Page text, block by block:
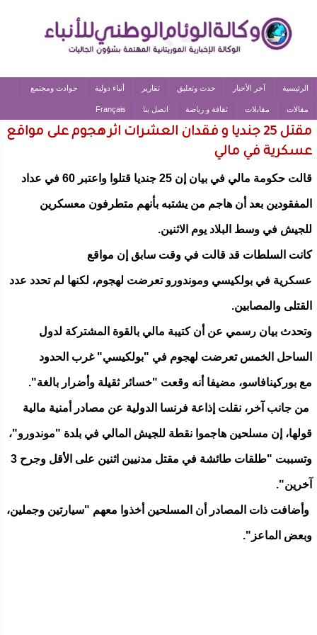
الرئيسية آخر الأخبار حدث وتعليق تقارير أنباء دولية حوادث ومجتمع
مقالات مقابلات ثقافة و رياضة اتصل بنا Français
مقتل 25 جنديا و فقدان العشرات اثر هجوم على مواقع
عسكرية في مالي
قالت حكومة مالي في بيان إن 25 جنديا قتلوا واعتبر 60 في عداد
المفقودين بعد أن هاجم من يشتبه بأنهم متطرفون معسكرين
للجيش في وسط البلاد يوم الاثنين.
كانت السلطات قد قالت في وقت سابق إن مواقع
عسكرية في بولكيسي وموندورو تعرضت لهجوم، لكنها لم تحدد عدد
القتلى والمصابين.
وتحدث بيان رسمي عن أن كتيبة مالي بالقوة المشتركة لدول
الساحل الخمس تعرضت لهجوم في "بولكيسي" غرب الحدود
مع بوركينافاسو، مضيفا أنه وقعت "خسائر ثقيلة وأضرار بالغة".
من جانب آخر، نقلت إذاعة فرنسا الدولية عن مصادر أمنية مالية
قولها، إن مسلحين هاجموا نقطة للجيش المالي في بلدة "موندورو"،
وتسببت "طلقات طائشة في مقتل مدنيين اثنين على الأقل وجرح 3
آخرين".
وأضافت ذات المصادر أن المسلحين أخذوا معهم "سيارتين وجملين،
وبعض الماعز".